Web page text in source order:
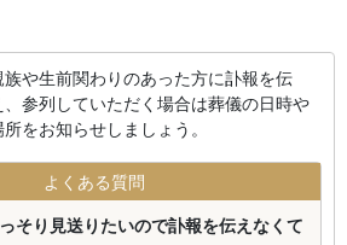
族や生前関わりのあった方に訃報を伝
、参列していただく場合は葬儀の日時や
所をお知らせしましょう。
よくある質問
そり見送りたいので訃報を伝えなくて